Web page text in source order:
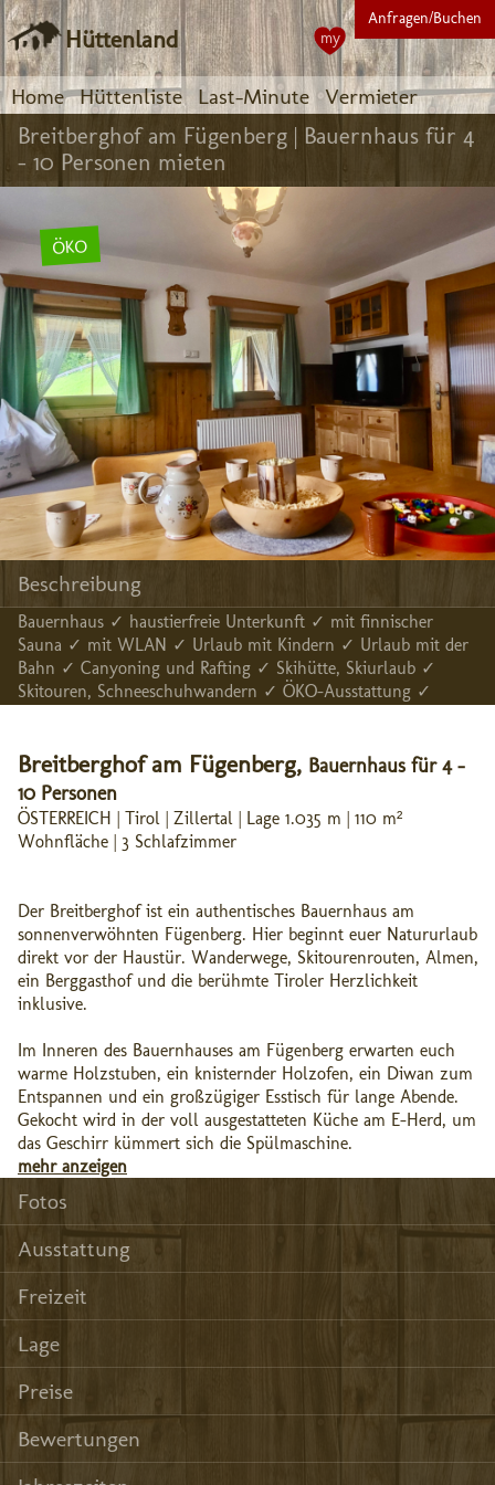
Hüttenland
Home Hüttenliste Last-Minute Vermieter
Anfragen/Buchen
my
Breitberghof am Fügenberg | Bauernhaus für 4
- 10 Personen mieten
ÖKO
Beschreibung
Bauernhaus ✓ haustierfreie Unterkunft ✓ mit finnischer
Sauna ✓ mit WLAN ✓ Urlaub mit Kindern ✓ Urlaub mit der
Bahn ✓ Canyoning und Rafting ✓ Skihütte, Skiurlaub ✓
Skitouren, Schneeschuhwandern ✓ ÖKO-Ausstattung ✓
Breitberghof am Fügenberg, Bauernhaus für 4 -
10 Personen
ÖSTERREICH | Tirol | Zillertal | Lage 1.035 m | 110 m²
Wohnfläche | 3 Schlafzimmer
Der Breitberghof ist ein authentisches Bauernhaus am
sonnenverwöhnten Fügenberg. Hier beginnt euer Natururlaub
direkt vor der Haustür. Wanderwege, Skitourenrouten, Almen,
ein Berggasthof und die berühmte Tiroler Herzlichkeit
inklusive.
Im Inneren des Bauernhauses am Fügenberg erwarten euch
warme Holzstuben, ein knisternder Holzofen, ein Diwan zum
Entspannen und ein großzügiger Esstisch für lange Abende.
Gekocht wird in der voll ausgestatteten Küche am E-Herd, um
das Geschirr kümmert sich die Spülmaschine.
mehr anzeigen
Fotos
Ausstattung
Freizeit
Lage
Preise
Bewertungen